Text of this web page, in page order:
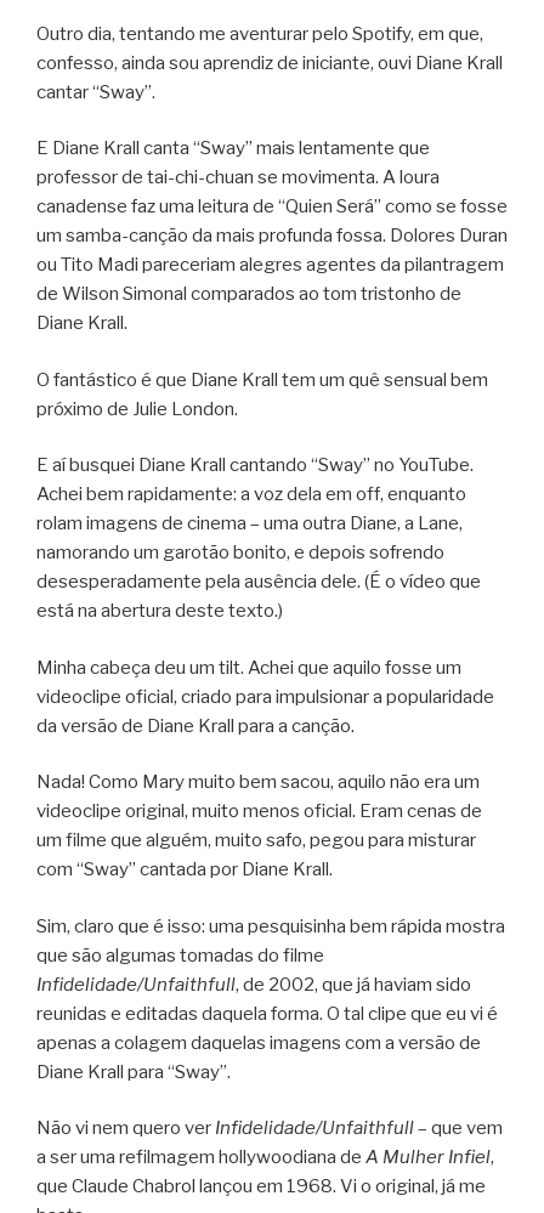
Outro dia, tentando me aventurar pelo Spotify, em que,
confesso, ainda sou aprendiz de iniciante, ouvi Diane Krall
cantar “Sway”.
E Diane Krall canta “Sway” mais lentamente que
professor de tai-chi-chuan se movimenta. A loura
canadense faz uma leitura de “Quien Será” como se fosse
um samba-canção da mais profunda fossa. Dolores Duran
ou Tito Madi pareceriam alegres agentes da pilantragem
de Wilson Simonal comparados ao tom tristonho de
Diane Krall.
O fantástico é que Diane Krall tem um quê sensual bem
próximo de Julie London.
E aí busquei Diane Krall cantando “Sway” no YouTube.
Achei bem rapidamente: a voz dela em off, enquanto
rolam imagens de cinema – uma outra Diane, a Lane,
namorando um garotão bonito, e depois sofrendo
desesperadamente pela ausência dele. (É o vídeo que
está na abertura deste texto.)
Minha cabeça deu um tilt. Achei que aquilo fosse um
videoclipe oficial, criado para impulsionar a popularidade
da versão de Diane Krall para a canção.
Nada! Como Mary muito bem sacou, aquilo não era um
videoclipe original, muito menos oficial. Eram cenas de
um filme que alguém, muito safo, pegou para misturar
com “Sway” cantada por Diane Krall.
Sim, claro que é isso: uma pesquisinha bem rápida mostra
que são algumas tomadas do filme
Infidelidade/Unfaithfull, de 2002, que já haviam sido
reunidas e editadas daquela forma. O tal clipe que eu vi é
apenas a colagem daquelas imagens com a versão de
Diane Krall para “Sway”.
Não vi nem quero ver Infidelidade/Unfaithfull– que vem
a ser uma refilmagem hollywoodiana de A Mulher Infiel,
que Claude Chabrol lançou em 1968. Vi o original, já me